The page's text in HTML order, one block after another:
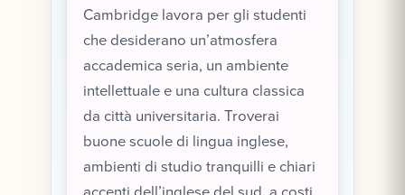
Cambridge lavora per gli studenti
che desiderano un’atmosfera
accademica seria, un ambiente
intellettuale e una cultura classica
da città universitaria. Troverai
buone scuole di lingua inglese,
ambienti di studio tranquilli e chiari